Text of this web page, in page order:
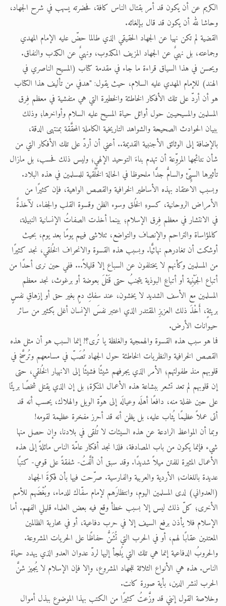
الكريم عن أن يكون قد أمر بقتال الناس كافة، فحضرته يسهب في شرح الجهاد،
وحاشا لله أن يكون قد قال بإلغائه.
القضية لم تكن نهيا عن الجهاد الحقيقي الذي طالما حضّ عليه الإمام المهدي
وجماعته، بل نهيٌ عن الجهاد المزيف المكذوب، ونهيٌ عن الكذب والنفاق.
ويحسن في هذا السياق قراءة ما جاء في مقدمة كتاب (المسيح الناصري في
الهند) للإمام المهدي عليه السلام، حيث يقول: "هدفي من تأليف هذا الكتاب
هو أن أردّ على تلك الأفكار الخاطئة والخطيرة التي هي متفشية في معظم فِرق
المسلمين والمسيحيـين حول أوائل حياة المسيح عليه السلام وأواخرها؛ وذلك
ببيان الحوادث الصحيحة والشواهد التاريخية الكاملة المحقَّقة بمنتهى الدقة،
بالإضافة إلى الوثائق الأجنبية القديمة.. أعني أن أردّ على تلك الأفكار التي من
شأن نتائجها المروِّعة أن تهدم بناءَ التوحيد الإلهي؛ وليس ذلك فحسب، بل مازال
تأثيرها السيِّئ والسامُّ جدًّا ملحوظا في الحالة الخُلُقية للمسلمين في هذه البلاد.
وبسبب الاعتقاد بهذه الأساطير الخرافية والقصص الواهية، فإن كثيرًا من
الأمراض الروحانية، كسوءِ الخُلق وسوء الظن وقسوة القلب والجفاء، لآخذةٌ
في الانتشار في معظم فِرق الإسلام؛ بينما أخذت الصفاتُ الإنسانية النبيلة،
كالمؤاساة والتراحم والإنصاف والتواضع، تتلاشى فيهم يومًا بعد يوم، بحيث
أوشكت أن تغادرهم نهائيًّا. وبسبب هذه القسوة والانحراف الخُلقي، نجد كثيرًا
من المسلمين وكأنهم لا يختلفون عن السباع إلا قليلاً... ففي حين نرى أحدًا من
أتباع الجَيْنِية أو أتباعِ البوذية يتجنبُ حتى قَتْلَ بعوضة أو برغوث، نجد معظم
المسلمين مع الأسف الشديد لا يخشون، عند سفكِ دمٍ بغير حق أو إزهاقِ نفسٍ
بريئةٍ، أَخْذَ ذلك العزيزِ المقتدر الذي اعتبر نفسَ الإنسان أغلى بكثير من سائر
حيوانات الأرض.
فما هو سبب هذه القسوة والهمجية والغلظة يا تُرى؟! إنما السبب هو أن مثل هذه
القصص الخرافية والنظريات الخاطئة حول الجهاد تُصَبّ في مسامعهم وتُرسَّخ في
قلوبهم منذ طفولتهم؛ الأمر الذي يجرفهم شيئًا فشيئًا إلى الانهيار الخُلقي، حتى
إن قلوبهم لم تعد تشعر ببشاعة هذه الأعمال المنكرة؛ بل إن الذي يقتل شخصًا بريئًا
على حين غفلة منه، دافعًا أهلَه وعيالَه إلى هوّة الويل والهلاك، يحسب أنه قد
أتى عملاً عظيمًا يُثاب عليه، بل يظن أنه قد أحرز مفخرة عظيمة لقومه!
وبما أن المواعظ الرادعة عن هذه السيئات لا تُلقى في بلادنا، وإن حصل منها
شيء فإنما يكون من باب المصادفة، فلذا نجد أفكار عامّة الناس مائلةً إلى هذه
الأعمال المثيرة للفتن ميلاً شديدًا. وقد سبق أن ألَّفتُ- شفقةً على قومي- كتبًا
عديدة باللغات؛ الأردية والعربية والفارسية. صرّحت فيها بأن فكرةَ الجهاد
(العدواني) لدى المسلمين اليوم، وانتظارَهم لإمام سفّاك للدماء، وبُغْضَهم للأمم
الأخرى؛ كلّ ذلك ليس إلا بسبب خطأ وقع فيه بعض العلماء قليلي الفهم. أما
الإسلام فلا يأذن برفع السيف إلا في حرب دفاعية، أو في محاربة الظالمين
المعتدين عقابًا لهم، أو في الحرب التي تُشَنُّ حفاظًا على الحريات المشروعة.
والحروبُ الدفاعية إنما هي تلك التي يُلجأ إليها لردّ عدوان العدو الذي يهدد حياة
الناس. هذه هي الأنواع الثلاثة للجهاد المشروع، وإلا فإن الإسلام لا يُجيز شنَّ
الحرب لنشر الدين، بأية صورة كانت.
وخلاصة القول إنني قد وزَّعتُ كثيرًا من الكتب بهذا الموضوع ببذل أموال